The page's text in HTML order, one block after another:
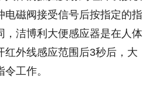
磁阀接受信号后按指定的指
，洁博利大便感应器是在人体
外线感应范围后3秒后，大
工作。